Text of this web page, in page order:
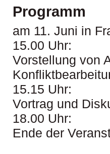
Programm
am 11. Juni in
15.00 Uhr:
Vorstellung von
15.15 Uhr:
Vortrag und
18.00 Uhr:
Ende der